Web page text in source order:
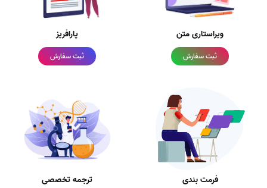
ویراستاری متن
ثبت سفارش
پارافریز
ثبت سفارش
فرمت بندی ترجمه تخصصی